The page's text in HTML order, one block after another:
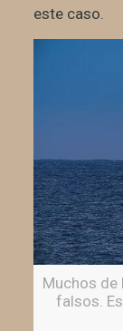
este caso.
Muchos de
falsos.